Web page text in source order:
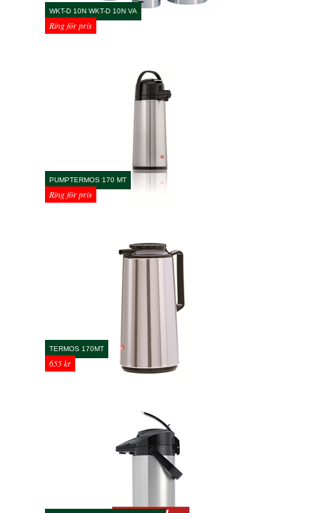
WKT-D 10N WKT-D 10N VA
Ring för pris
PUMPTERMOS 170 MT
Ring för pris
TERMOS 170MT
655 kr